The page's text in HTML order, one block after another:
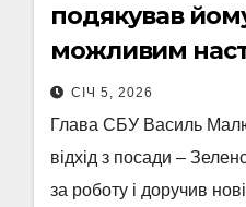
подякував
можливим
СІЧ 5, 2026
Глава СБУ Василь
відхід з посади –
за роботу і доручив